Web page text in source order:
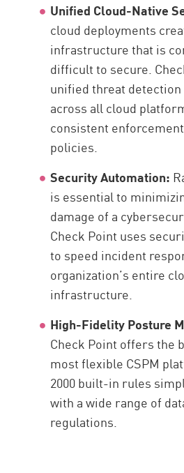
Unified Cloud-Native
cloud deployments
infrastructure that is
difficult to secure.
unified threat
across all cloud
consistent
policies.
Security Automation:
is essential to
damage of a
Check Point uses
to speed incident
organization’s entire
infrastructure.
High-Fidelity Posture
Check Point offers the
most flexible CSPM
2000 built-in rules
with a wide range of
regulations.